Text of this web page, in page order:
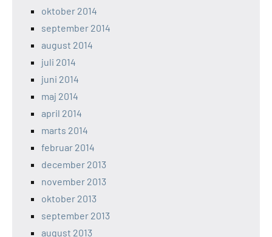
oktober 2014
september 2014
august 2014
juli 2014
juni 2014
maj 2014
april 2014
marts 2014
februar 2014
december 2013
november 2013
oktober 2013
september 2013
august 2013